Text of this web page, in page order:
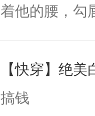
着他的腰，勾
来，给老公
用力——为你
【快穿】绝
搞钱